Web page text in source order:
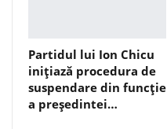
Partidul lui Ion Chicu
inițiază procedura de
suspendare din funcție
a președintei…